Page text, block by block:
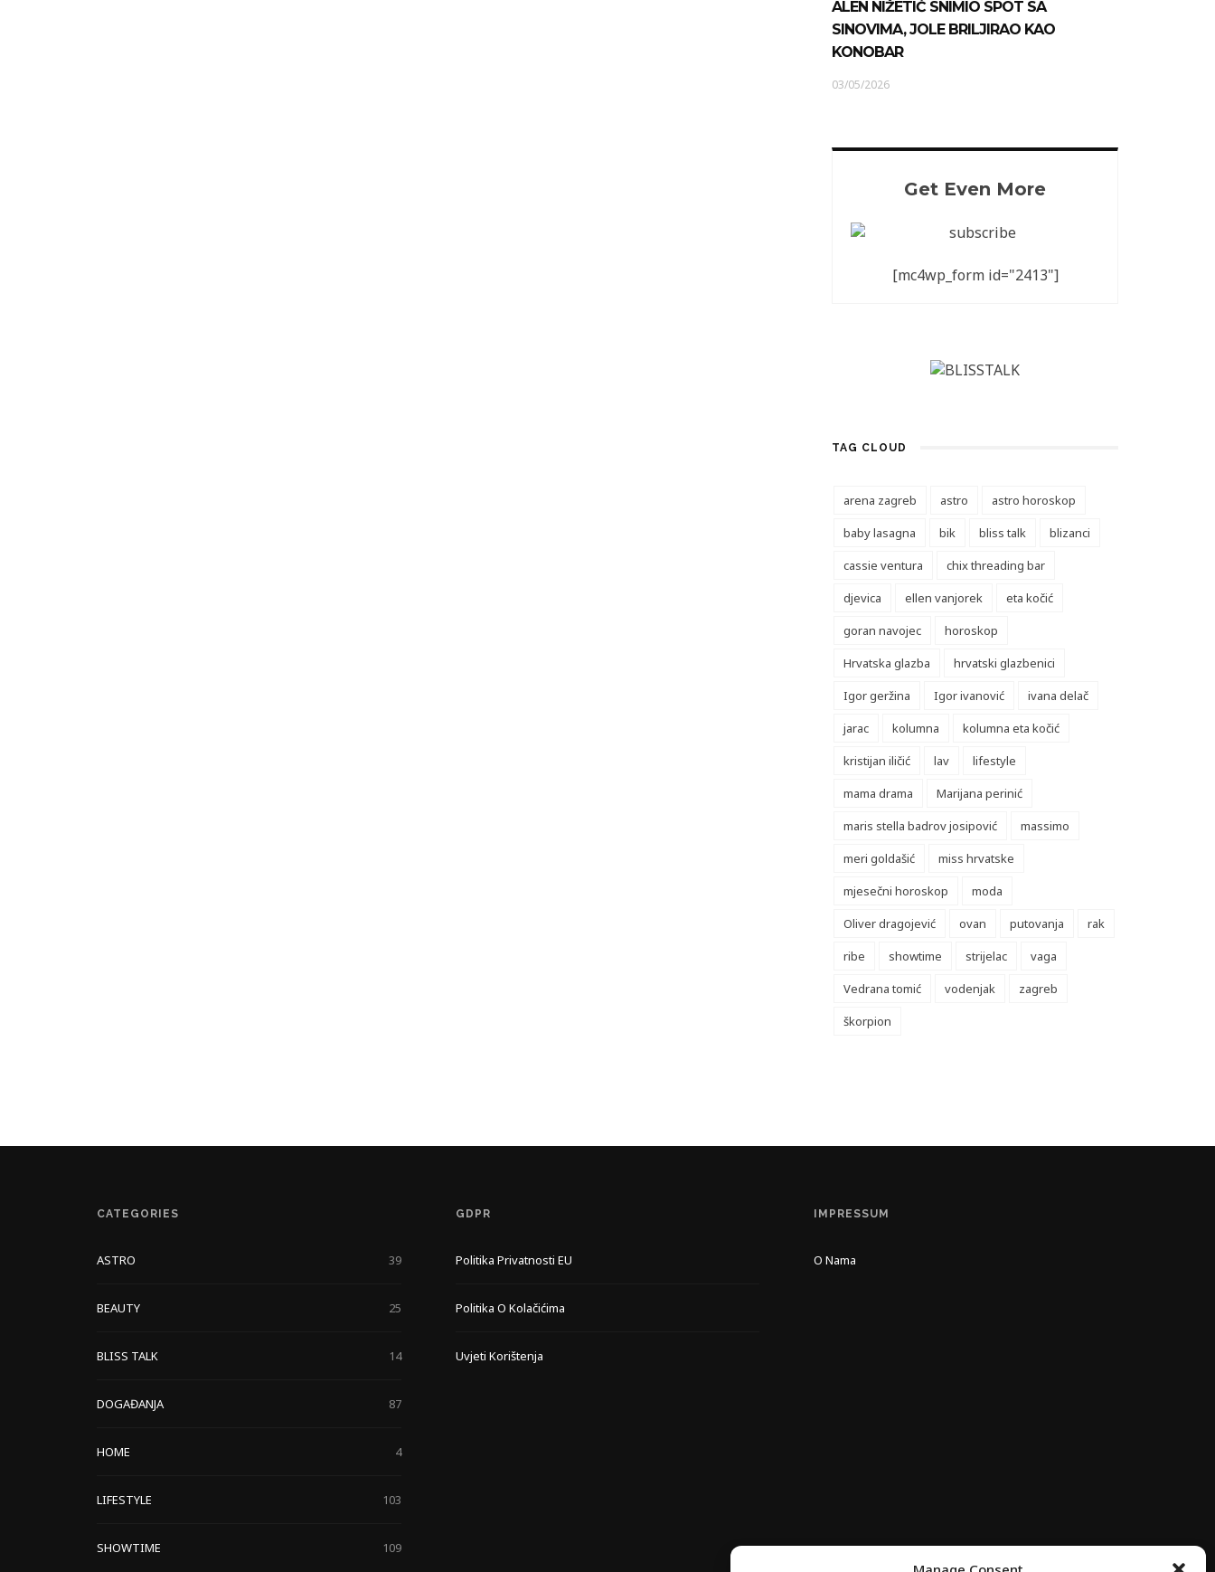
ALEN NIŽETIĆ SNIMIO SPOT SA
SINOVIMA, JOLE BRILJIRAO KAO
KONOBAR
03/05/2026
Get Even More
[mc4wp_form id="2413"]
TAG CLOUD
arena zagreb astro
astro horoskop
baby lasagna
bik bliss talk
blizanci
cassie ventura
chix threading bar
djevica
ellen vanjorek
eta kočić
goran navojec
horoskop
Hrvatska glazba
hrvatski glazbenici
Igor geržina
Igor ivanović
ivana delač
jarac
kolumna
kolumna eta kočić
kristijan iličić
lav
lifestyle
mama drama
Marijana perinić
maris stella badrov josipović
massimo
meri goldašić
miss hrvatske
mjesečni horoskop
moda
Oliver dragojević
ovan putovanja
rak
ribe
showtime strijelac
vaga
Vedrana tomić
vodenjak
zagreb
škorpion
CATEGORIES
ASTRO 39
BEAUTY 25
BLISS TALK 14
DOGAĐANJA 87
HOME 4
LIFESTYLE 103
SHOWTIME 109
GDPR
Politika Privatnosti EU
Politika O Kolačićima
Uvjeti Korištenja
IMPRESSUM
O Nama